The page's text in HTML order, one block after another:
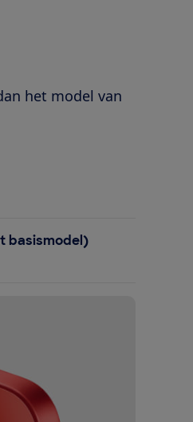
het model van
basismodel)